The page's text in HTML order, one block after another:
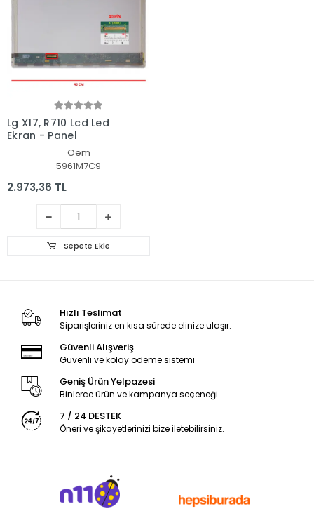
Lg X17, R710 Lcd Led
Ekran - Panel
Oem
5961M7C9
2.973,36 TL
Sepete Ekle
Hızlı Teslimat
Siparişleriniz en kısa sürede elinize ulaşır.
Güvenli Alışveriş
Güvenli ve kolay ödeme sistemi
Geniş Ürün Yelpazesi
Binlerce ürün ve kampanya seçeneği
7 / 24 DESTEK
Öneri ve şikayetlerinizi bize iletebilirsiniz.